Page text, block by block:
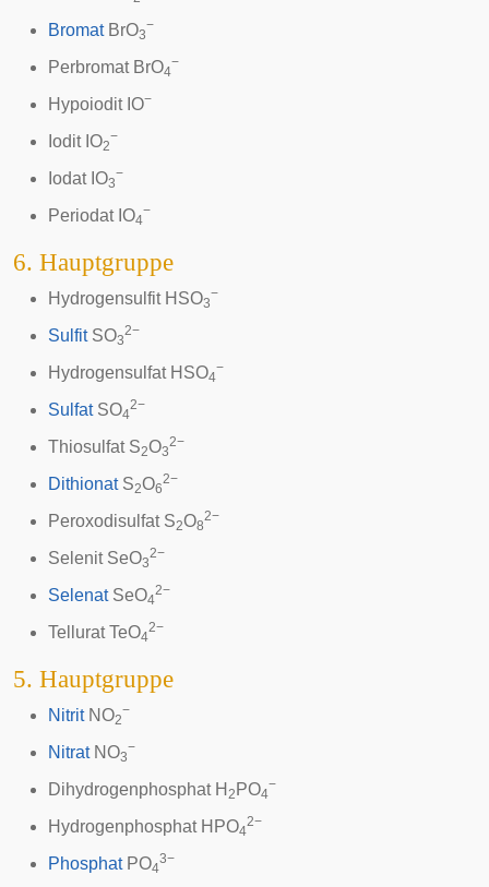
BromatBrO3
−
PerbromatBrO4
−
HypoioditIO−
IoditIO2
−
IodatIO3
−
PeriodatIO4
−
6. Hauptgruppe
HydrogensulfitHSO3
−
SulfitSO3
2−
HydrogensulfatHSO4
−
SulfatSO4
2−
ThiosulfatS2O3
2−
DithionatS2O6
2−
PeroxodisulfatS2O8
2−
Selenit SeO3
2−
SelenatSeO4
2−
TelluratTeO4
2−
5. Hauptgruppe
NitritNO2
−
NitratNO3
−
DihydrogenphosphatH 2 PO4
−
HydrogenphosphatHPO4
2−
PhosphatPO4
3−